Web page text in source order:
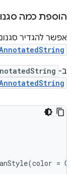
הוספת כמה
אפשר להגדיר
ב-
(color =